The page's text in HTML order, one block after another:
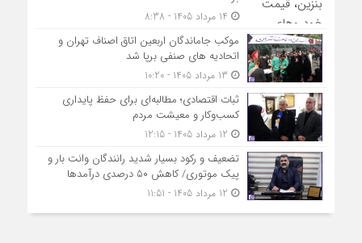
موکب جاماندگان اربعین اتاق اصناف تهران و
اتحادیه های صنفی برپا شد
ثبات اقتصادی؛ مطالبه‌ای برای حفظ پایداری
کسب‌وکار و معیشت مردم
تضعیف و رکود بسیار شدید رانندگان وانت بار و
پیک موتوری/ کاهش ۵۰ درصدی درآمدها